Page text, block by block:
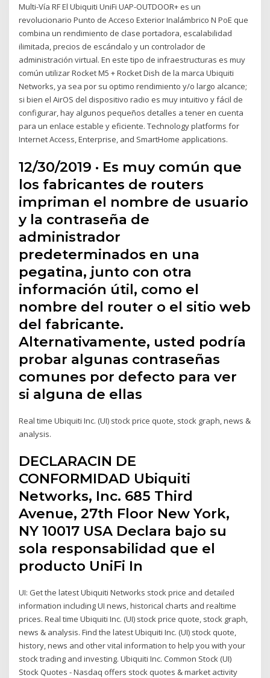
Multi-Vía RF El Ubiquiti UniFi UAP-OUTDOOR+ es un
revolucionario Punto de Acceso Exterior Inalámbrico N PoE que
combina un rendimiento de clase portadora, escalabilidad
ilimitada, precios de escándalo y un controlador de
administración virtual. En este tipo de infraestructuras es muy
común utilizar Rocket M5 + Rocket Dish de la marca Ubiquiti
Networks, ya sea por su optimo rendimiento y/o largo alcance;
si bien el AirOS del dispositivo radio es muy intuitivo y fácil de
configurar, hay algunos pequeños detalles a tener en cuenta
para un enlace estable y eficiente. Technology platforms for
Internet Access, Enterprise, and SmartHome applications.
12/30/2019 · Es muy común que
los fabricantes de routers
impriman el nombre de usuario
y la contraseña de
administrador
predeterminados en una
pegatina, junto con otra
información útil, como el
nombre del router o el sitio web
del fabricante.
Alternativamente, usted podría
probar algunas contraseñas
comunes por defecto para ver
si alguna de ellas
Real time Ubiquiti Inc. (UI) stock price quote, stock graph, news &
analysis.
DECLARACIN DE
CONFORMIDAD Ubiquiti
Networks, Inc. 685 Third
Avenue, 27th Floor New York,
NY 10017 USA Declara bajo su
sola responsabilidad que el
producto UniFi In
UI: Get the latest Ubiquiti Networks stock price and detailed
information including UI news, historical charts and realtime
prices. Real time Ubiquiti Inc. (UI) stock price quote, stock graph,
news & analysis. Find the latest Ubiquiti Inc. (UI) stock quote,
history, news and other vital information to help you with your
stock trading and investing. Ubiquiti Inc. Common Stock (UI)
Stock Quotes - Nasdaq offers stock quotes & market activity